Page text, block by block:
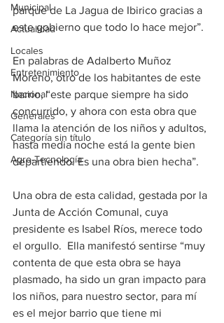
Municipal
Actualidad
Locales
Entretenimiento
Nacional
Generales
Categoría sin título
Agro-Tecnología
parque de La Jagua de Ibirico gracias a
este gobierno que todo lo hace mejor”.
En palabras de Adalberto Muñoz
Moreno, otro de los habitantes de este
barrio, “este parque siempre ha sido
concurrido, y ahora con esta obra que
llama la atención de los niños y adultos,
hasta media noche está la gente bien
departiendo. Es una obra bien hecha”.
Una obra de esta calidad, gestada por la
Junta de Acción Comunal, cuya
presidente es Isabel Ríos, merece todo
el orgullo.  Ella manifestó sentirse “muy
contenta de que esta obra se haya
plasmado, ha sido un gran impacto para
los niños, para nuestro sector, para mí
es el mejor barrio que tiene mi